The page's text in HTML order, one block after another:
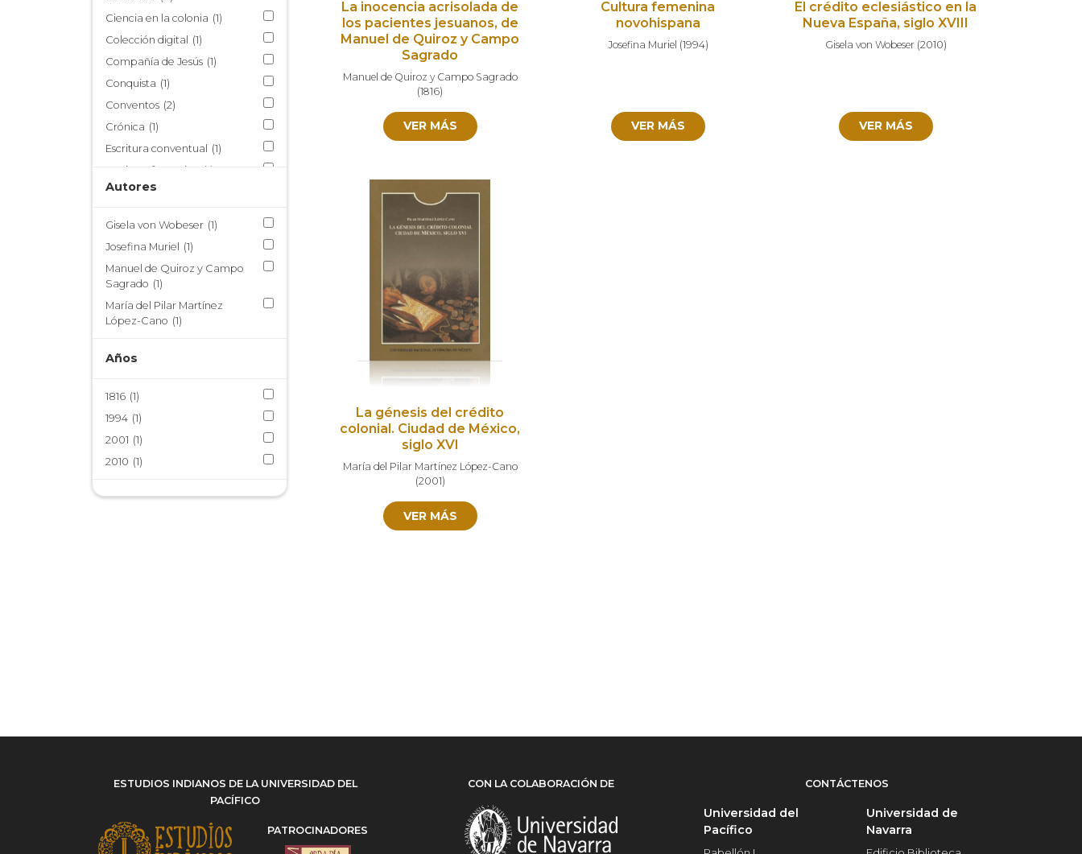
Ciencia en la colonia (1)
Colección digital
(1)
Compañía de Jesús (1)
Conquista (1)
Conventos (2)
Crónica (1)
Escritura conventual
(1)
Escritura femenina
(1)
Estudios coloniales
Historia de las mujeres
Historia económica (2)
Humanismo (1)
Históricas
Literatura gastronómica
Literatura novohispana
Literatura sacra
Manuscrito
Autores
Gisela von Wobeser (1)
Josefina Muriel
(1)
Manuel de Quiroz y Campo
Sagrado (1)
María del Pilar Martínez
López-Cano (1)
Años
1816 (1)
1994 (1)
2001 (1)
2010 (1)
La inocencia acrisolada de
los pacientes jesuanos, de
Manuel de Quiroz y Campo
Sagrado
Manuel de Quiroz y Campo Sagrado
(1816)
VER MÁS
Cultura femenina
novohispana
Josefina Muriel (1994)
VER MÁS
El crédito eclesiástico en la
Nueva España, siglo XVIII
Gisela von Wobeser(2010)
VER MÁS
La génesis del crédito
colonial. Ciudad de México,
siglo XVI
María del Pilar Martínez López-Cano
(2001)
VER MÁS
ESTUDIOS INDIANOS DE LA UNIVERSIDAD DEL
PACÍFICO
PATROCINADORES
CON LA COLABORACIÓN DE CONTÁCTENOS
Universidad del
Pacífico
Universidad de
Navarra